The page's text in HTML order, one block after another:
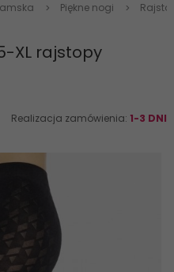
Piękne nogi
XL rajstopy
Realizacja zamówienia: 1-3 DNI